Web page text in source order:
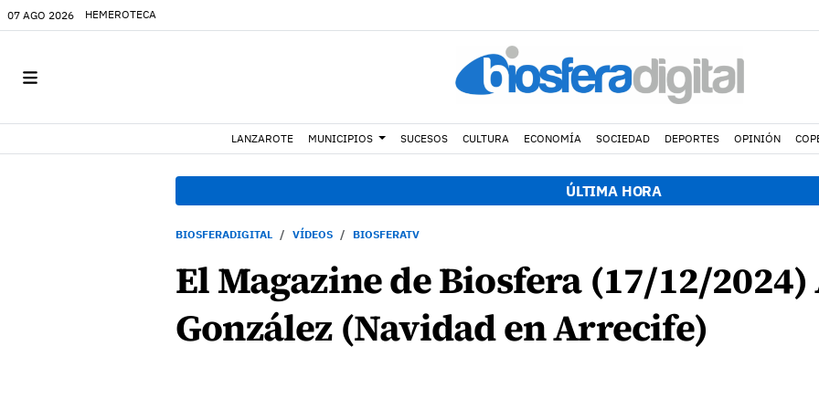
07 AGO 2026 HEMEROTECA
LANZAROTE MUNICIPIOS SUCESOS CULTURA ECONOMÍA SOCIEDAD DEPORTES OPINIÓN
ÚLTIMA HORA
BIOSFERADIGITAL VÍDEOS BIOSFERATV
El Magazine de Biosfera (17/12/
González (Navidad en Arrecife)